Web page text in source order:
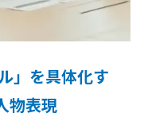
」を具体化す
物表現